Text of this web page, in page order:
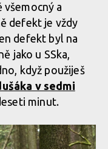
všemocný a
defekt je vždy
defekt byl na
jako u SSka,
když použiješ
v sedmi
minut.